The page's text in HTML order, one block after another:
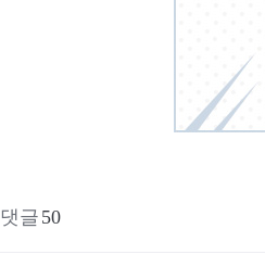
댓글50